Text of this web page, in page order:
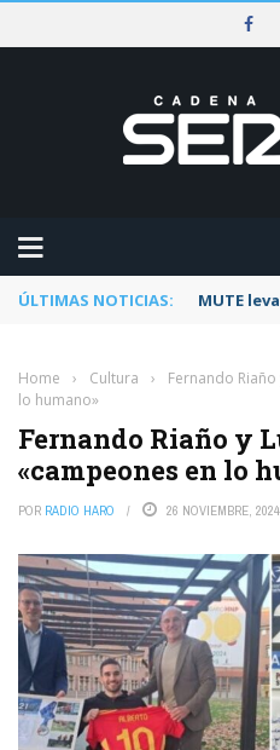
ÚLTIMAS NOTICIAS:
Home › Cultura ›
Fernando
lo humano»
Fernando Riaño y
«campeones en lo
POR RADIO HARO 26 NOVIEMBRE, 2024